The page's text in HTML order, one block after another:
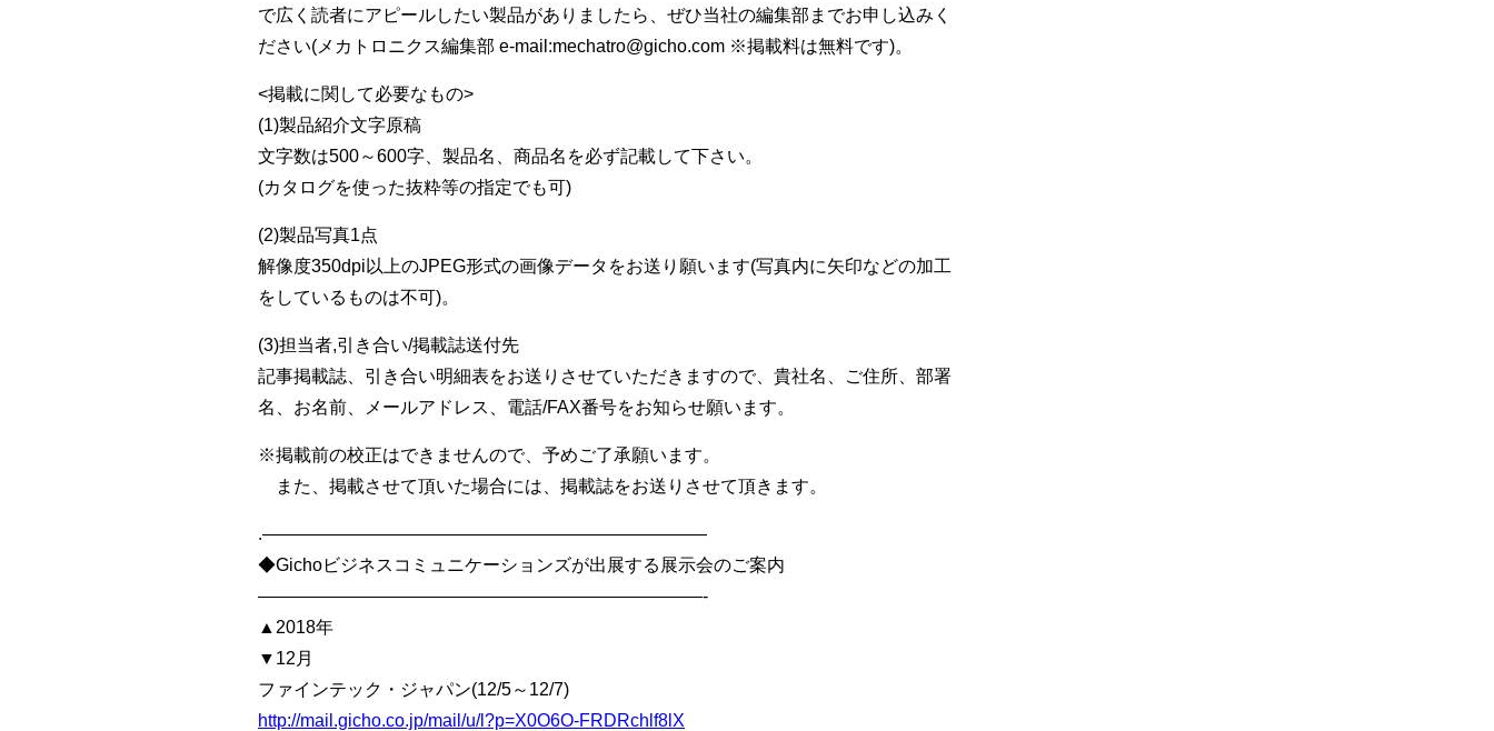
で広く読者にアピールしたい製品がありましたら、ぜひ当社の編集部までお申し込みく
ださい(メカトロニクス編集部 e-mail:mechatro@gicho.com ※掲載料は無料です)。
<掲載に関して必要なもの>
(1)製品紹介文字原稿
文字数は500～600字、製品名、商品名を必ず記載して下さい。
(カタログを使った抜粋等の指定でも可)
(2)製品写真1点
解像度350dpi以上のJPEG形式の画像データをお送り願います(写真内に矢印などの加工
をしているものは不可)。
(3)担当者,引き合い/掲載誌送付先
記事掲載誌、引き合い明細表をお送りさせていただきますので、貴社名、ご住所、部署
名、お名前、メールアドレス、電話/FAX番号をお知らせ願います。
※掲載前の校正はできませんので、予めご了承願います。
また、掲載させて頂いた場合には、掲載誌をお送りさせて頂きます。
.—————————————————————————
◆Gichoビジネスコミュニケーションズが出展する展示会のご案内
—————————————————————————-
▲2018年
▼12月
ファインテック・ジャパン(12/5～12/7)
http://mail.gicho.co.jp/mail/u/l?p=X0O6O-FRDRchlf8lX